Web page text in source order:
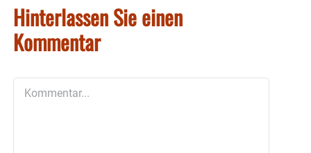
Hinterlassen Sie einen
Kommentar